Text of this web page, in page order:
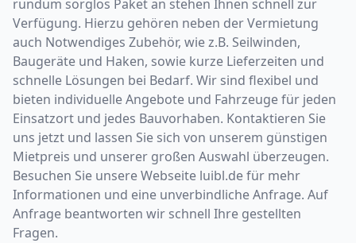
rundum sorglos Paket an stehen Ihnen schnell zur
Verfügung. Hierzu gehören neben der Vermietung
auch Notwendiges Zubehör, wie z.B. Seilwinden,
Baugeräte und Haken, sowie kurze Lieferzeiten und
schnelle Lösungen bei Bedarf. Wir sind flexibel und
bieten individuelle Angebote und Fahrzeuge für jeden
Einsatzort und jedes Bauvorhaben. Kontaktieren Sie
uns jetzt und lassen Sie sich von unserem günstigen
Mietpreis und unserer großen Auswahl überzeugen.
Besuchen Sie unsere Webseite luibl.de für mehr
Informationen und eine unverbindliche Anfrage. Auf
Anfrage beantworten wir schnell Ihre gestellten
Fragen.